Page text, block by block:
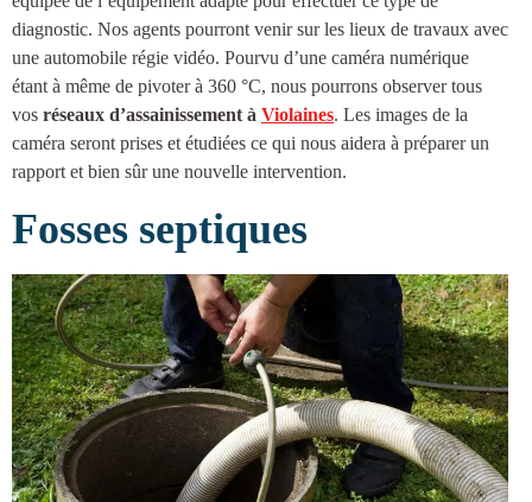
diagnostic. Nos agents pourront venir sur les lieux de travaux avec
une automobile régie vidéo. Pourvu d’une caméra numérique
étant à même de pivoter à 360 °C, nous pourrons observer tous
vos réseaux d’assainissement à Violaines. Les images de la
caméra seront prises et étudiées ce qui nous aidera à préparer un
rapport et bien sûr une nouvelle intervention.
Fosses septiques